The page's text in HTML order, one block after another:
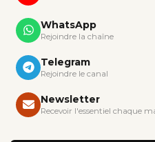
WhatsApp
Rejoindre la chaîne
Telegram
Rejoindre le canal
Newsletter
Recevoir l'essentiel chaque